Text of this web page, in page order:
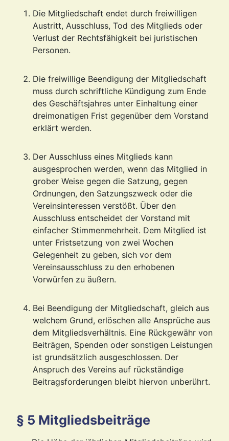
Die Mitgliedschaft endet durch freiwilligen
Austritt, Ausschluss, Tod des Mitglieds oder
Verlust der Rechtsfähigkeit bei juristischen
Personen.
Die freiwillige Beendigung der Mitgliedschaft
muss durch schriftliche Kündigung zum Ende
des Geschäftsjahres unter Einhaltung einer
dreimonatigen Frist gegenüber dem Vorstand
erklärt werden.
Der Ausschluss eines Mitglieds kann
ausgesprochen werden, wenn das Mitglied in
grober Weise gegen die Satzung, gegen
Ordnungen, den Satzungszweck oder die
Vereinsinteressen verstößt. Über den
Ausschluss entscheidet der Vorstand mit
einfacher Stimmenmehrheit. Dem Mitglied ist
unter Fristsetzung von zwei Wochen
Gelegenheit zu geben, sich vor dem
Vereinsausschluss zu den erhobenen
Vorwürfen zu äußern.
Bei Beendigung der Mitgliedschaft, gleich aus
welchem Grund, erlöschen alle Ansprüche aus
dem Mitgliedsverhältnis. Eine Rückgewähr von
Beiträgen, Spenden oder sonstigen Leistungen
ist grundsätzlich ausgeschlossen. Der
Anspruch des Vereins auf rückständige
Beitragsforderungen bleibt hiervon unberührt.
§ 5 Mitgliedsbeiträge